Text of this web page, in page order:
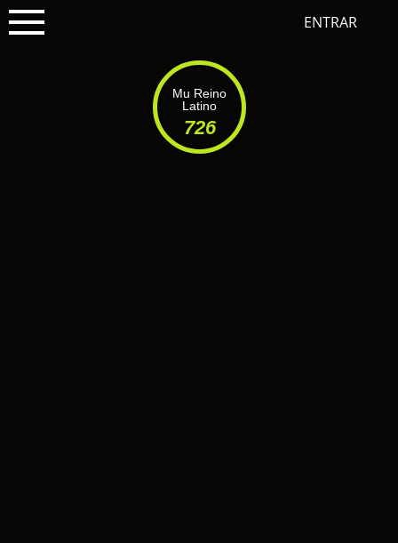
ENTRAR
Mu Reino
Latino
726